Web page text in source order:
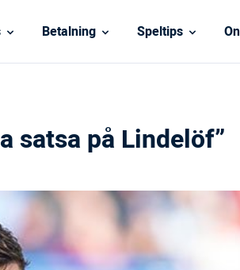
Betalning Speltips
satsa på Lindelöf”